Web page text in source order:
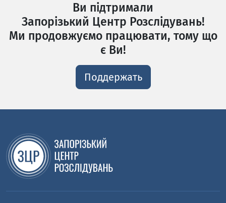
Ви підтримали
Запорізький Центр Розслідувань!
Ми продовжуємо працювати, тому що
є Ви!
Поддержать